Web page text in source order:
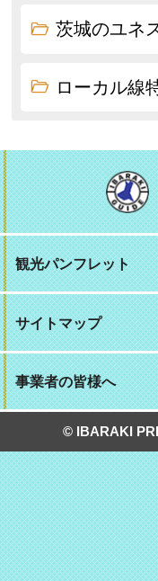
茨城のユネ
ローカル線
観光パンフレット
サイトマップ
事業者の皆様へ
© IBARAKI